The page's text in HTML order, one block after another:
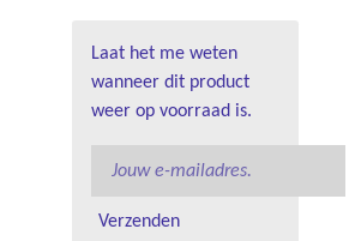
Laat het me weten
wanneer dit product
weer op voorraad is.
Verzenden